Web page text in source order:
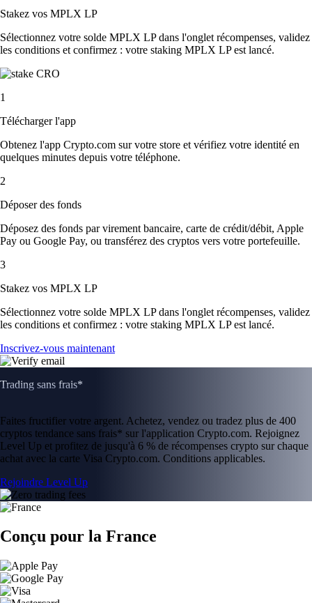
Stakez vos MPLX LP
Sélectionnez votre solde MPLX LP dans l'onglet récompenses, validez
les conditions et confirmez : votre staking MPLX LP est lancé.
1
Télécharger l'app
Obtenez l'app Crypto.com sur votre store et vérifiez votre identité en
quelques minutes depuis votre téléphone.
2
Déposer des fonds
Déposez des fonds par virement bancaire, carte de crédit/débit, Apple
Pay ou Google Pay, ou transférez des cryptos vers votre portefeuille.
3
Stakez vos MPLX LP
Sélectionnez votre solde MPLX LP dans l'onglet récompenses, validez
les conditions et confirmez : votre staking MPLX LP est lancé.
Inscrivez-vous maintenant
Trading sans frais*
Faites fructifier votre argent. Achetez, vendez ou tradez plus de 400
cryptos tendance sans frais* sur l'application Crypto.com. Rejoignez
Level Up et profitez de jusqu'à 6 % de récompenses crypto sur chaque
achat avec la carte Visa Crypto.com. Conditions applicables.
Rejoindre Level Up
Conçu pour la France